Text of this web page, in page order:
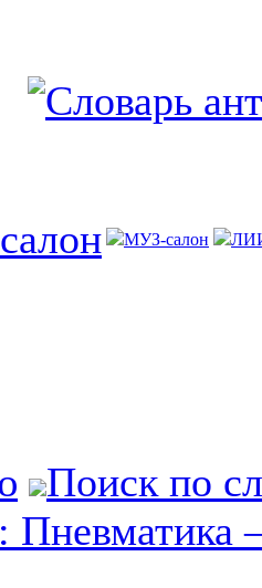
МУЗ-салон
Поиск по
Пневматика